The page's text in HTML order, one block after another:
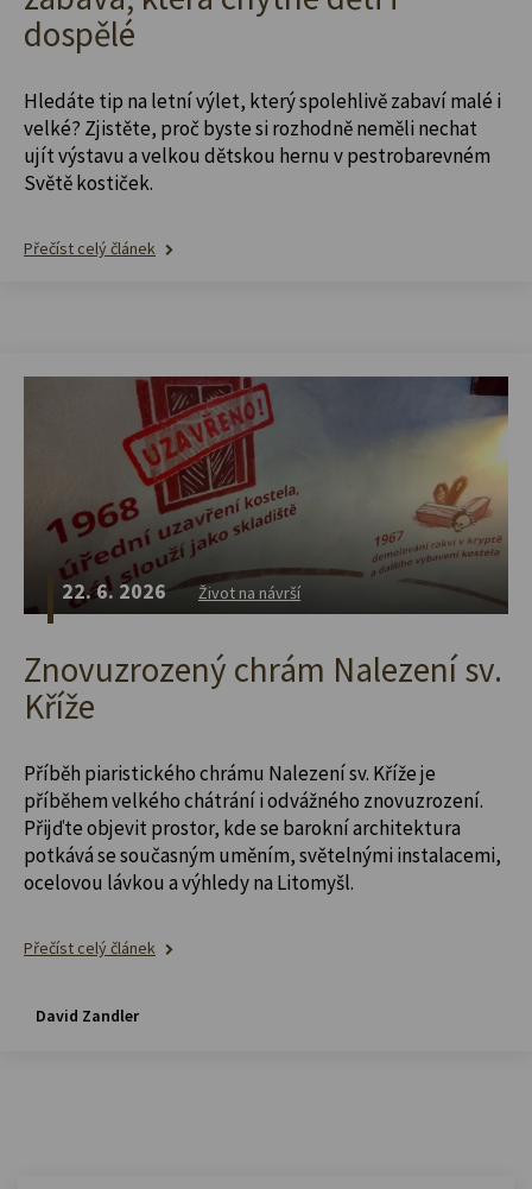
dospělé
Hledáte tip na letní výlet, který spolehlivě zabaví malé i
velké? Zjistěte, proč byste si rozhodně neměli nechat
ujít výstavu a velkou dětskou hernu v pestrobarevném
Světě kostiček.
Přečíst celý článek
22. 6. 2026 Život na návrší
Znovuzrozený chrám Nalezení sv.
Kříže
Příběh piaristického chrámu Nalezení sv. Kříže je
příběhem velkého chátrání i odvážného znovuzrození.
Přijďte objevit prostor, kde se barokní architektura
potkává se současným uměním, světelnými instalacemi,
ocelovou lávkou a výhledy na Litomyšl.
Přečíst celý článek
David Zandler